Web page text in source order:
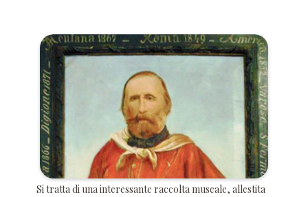
Si tratta di una interessante raccolta museale, allestita